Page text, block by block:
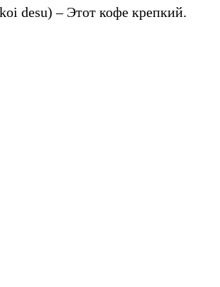
desu) – Этот кофе крепкий.